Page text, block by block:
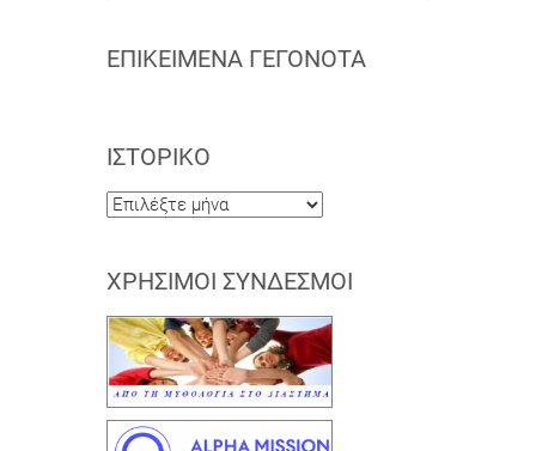
ΕΠΙΚΕΊΜΕΝΑ ΓΕΓΟΝΌΤΑ
ΙΣΤΟΡΙΚΌ
Ιστορικό
ΧΡΉΣΙΜΟΙ ΣΎΝΔΕΣΜΟΙ